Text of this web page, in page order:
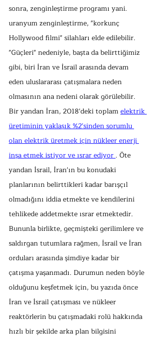
sonra, zenginleştirme programı yani.
uranyum zenginleştirme, "korkunç
Hollywood filmi" silahları elde edilebilir.
"Güçleri" nedeniyle, başta da belirttiğimiz
gibi, biri İran ve İsrail arasında devam
eden uluslararası çatışmalara neden
olmasının ana nedeni olarak görülebilir.
Bir yandan İran, 2018'deki toplam elektrik
üretiminin yaklaşık %2'sinden sorumlu
olan elektrik üretmek için nükleer enerji
inşa etmek istiyor ve ısrar ediyor . Öte
yandan İsrail, İran'ın bu konudaki
planlarının belirttikleri kadar barışçıl
olmadığını iddia etmekte ve kendilerini
tehlikede addetmekte ısrar etmektedir.
Bununla birlikte, geçmişteki gerilimlere ve
saldırgan tutumlara rağmen, İsrail ve İran
orduları arasında şimdiye kadar bir
çatışma yaşanmadı. Durumun neden böyle
olduğunu keşfetmek için, bu yazıda önce
İran ve İsrail çatışması ve nükleer
reaktörlerin bu çatışmadaki rolü hakkında
hızlı bir şekilde arka plan bilgisini